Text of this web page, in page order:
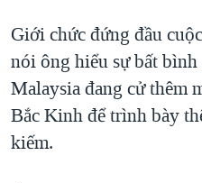
Giới chức đứng đầu
nói ông hiểu sự bất bình
Malaysia đang cử thêm
Bắc Kinh để trình bày
kiếm.